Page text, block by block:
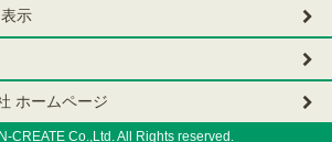
示
ホームページ
CREATE Co.,Ltd. All Rights reserved.